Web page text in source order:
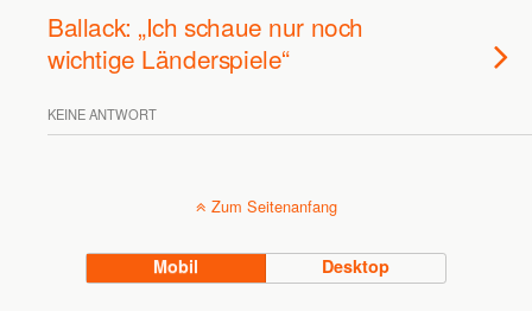
Ballack: „Ich schaue nur noch
wichtige Länderspiele“
KEINE ANTWORT
Zum Seitenanfang
Mobil Desktop